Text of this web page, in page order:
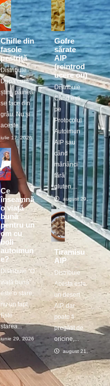
Chifle din
fasole
pestriță
Distribuie
După cum
știm, pâinea
se face din
grâu. Nu și
aceste...
iulie 17, 2026
Ce
înseamnă
o viață
bună
pentru un
om cu
boli
autoimun
e?
Distribuie ”O
viață bună”
este o stare,
nu un fapt.
Este
starea...
iunie 29, 2026
Gofre
sărate
AIP
(reintrod
ucere ou)
Distribuie
Când ești
pe
Protocolul
Autoimun
AIP sau
când
mănânci
fără
gluten,...
august 29, 2025
Tiramisu
AIP
Distribuie
Acesta este
un desert
AIP, dar
poate fi
pregătit de
oricine,...
august 21, 2025